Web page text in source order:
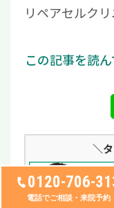
0120-706-
電話でご相談・来院予約
リペアセルク
＼